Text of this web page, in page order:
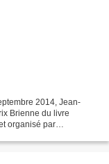
2014, Jean-
Brienne du livre
organisé par